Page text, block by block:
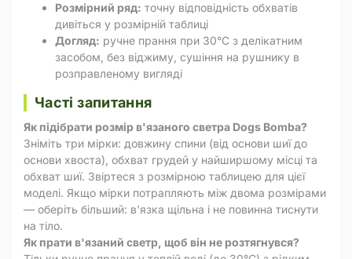
Розмірний ряд: точну відповідність обхватів
дивіться у розмірній таблиці
Догляд: ручне прання при 30°C з делікатним
засобом, без віджиму, сушіння на рушнику в
розправленому вигляді
Часті запитання
Як підібрати розмір в'язаного светра Dogs Bomba?
Зніміть три мірки: довжину спини (від основи шиї до
основи хвоста), обхват грудей у найширшому місці та
обхват шиї. Звіртеся з розмірною таблицею для цієї
моделі. Якщо мірки потрапляють між двома розмірами
— оберіть більший: в'язка щільна і не повинна тиснути
на тіло.
Як прати в'язаний светр, щоб він не розтягнувся?